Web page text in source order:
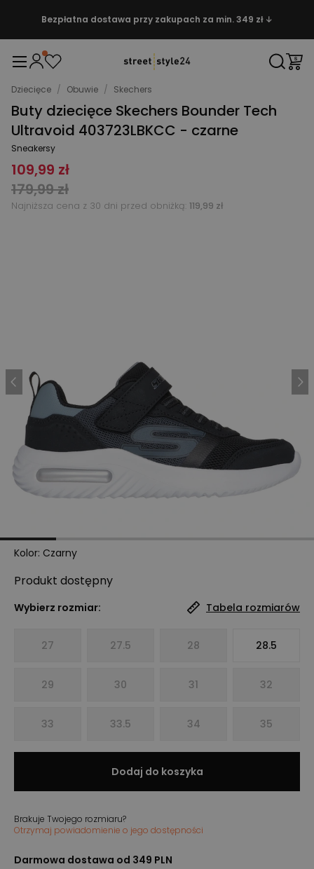
Bezpłatna dostawa przy zakupach za min. 349 zł ↓
Dziecięce / Obuwie / Skechers
Buty dziecięce Skechers Bounder Tech
Ultravoid 403723LBKCC - czarne
Sneakersy
109,99 zł
179,99 zł
Najniższa cena z 30 dni przed obniżką: 119,99 zł
Kolor: Czarny
Produkt dostępny
Wybierz rozmiar: Tabela rozmiarów
27 27.5 28 28.5
29 30 31 32
33 33.5 34 35
Dodaj do koszyka
Brakuje Twojego rozmiaru?
Otrzymaj powiadomienie o jego dostępności
Darmowa dostawa od 349 PLN